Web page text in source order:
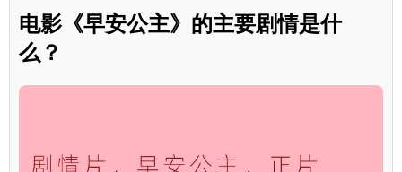
电影《早安公主》的主要剧情是什
么？